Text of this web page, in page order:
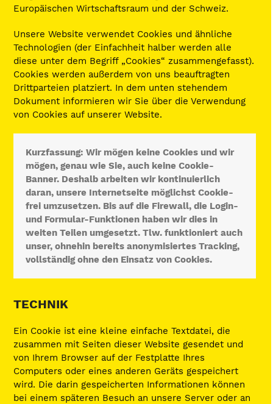
Europäischen Wirtschaftsraum und der Schweiz.
Unsere Website verwendet Cookies und ähnliche
Technologien (der Einfachheit halber werden alle
diese unter dem Begriff „Cookies“ zusammengefasst).
Cookies werden außerdem von uns beauftragten
Drittparteien platziert. In dem unten stehendem
Dokument informieren wir Sie über die Verwendung
von Cookies auf unserer Website.
Kurzfassung: Wir mögen keine Cookies und wir
mögen, genau wie Sie, auch keine Cookie-
Banner. Deshalb arbeiten wir kontinuierlich
daran, unsere Internetseite möglichst Cookie-
frei umzusetzen. Bis auf die Firewall, die Login-
und Formular-Funktionen haben wir dies in
weiten Teilen umgesetzt. Tlw. funktioniert auch
unser, ohnehin bereits anonymisiertes Tracking,
vollständig ohne den Einsatz von Cookies.
TECHNIK
Ein Cookie ist eine kleine einfache Textdatei, die
zusammen mit Seiten dieser Website gesendet und
von Ihrem Browser auf der Festplatte Ihres
Computers oder eines anderen Geräts gespeichert
wird. Die darin gespeicherten Informationen können
bei einem späteren Besuch an unsere Server oder an